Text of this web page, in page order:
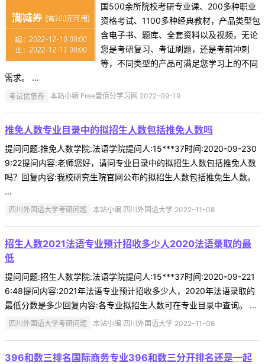
国500余所院校考研专业课、200多种职业
资格考试、1100多种经典教材，产品类型包
含电子书、题库、全套资料以及视频，无论
您是考研复习、考证刷题，还是考前冲刺
等，不同类型的产品可满足您学习上的不同
需求。 ...
考试优惠券 本站小编 Free壹佰分学习网 2022-09-19
推免人数专业目录中的拟招生人数包括推免人数吗
提问问题:推免人数学院:法语学院提问人:15***37时间:2020-09-230
9:22提问内容:老师您好，请问专业目录中的拟招生人数包括推免人数
吗？回复内容:我校研究生院官网公布的拟招生人数包括推免生人数。
...
四川外国语大学考研问题 本站小编 四川外国语大学 2022-11-08
招生人数2021法语专业预计招收多少人2020法语录取的最
低
提问问题:招生人数学院:法语学院提问人:15***37时间:2020-09-221
6:48提问内容:2021年法语专业预计招收多少人，2020年法语录取的
最低分数是多少回复内容:各专业拟招生人数可在专业目录中查询。 ...
四川外国语大学考研问题 本站小编 四川外国语大学 2022-11-08
396和数三排名国际商务专业396和数三分开排名还是一起